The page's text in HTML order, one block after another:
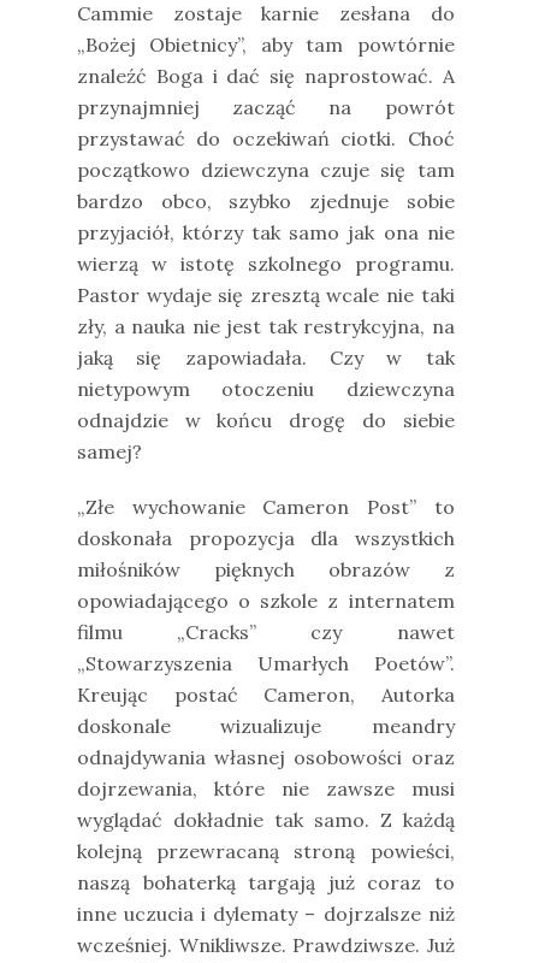
Cammie zostaje karnie zesłana do
„Bożej Obietnicy”, aby tam powtórnie
znaleźć Boga i dać się naprostować. A
przynajmniej zacząć na powrót
przystawać do oczekiwań ciotki. Choć
początkowo dziewczyna czuje się tam
bardzo obco, szybko zjednuje sobie
przyjaciół, którzy tak samo jak ona nie
wierzą w istotę szkolnego programu.
Pastor wydaje się zresztą wcale nie taki
zły, a nauka nie jest tak restrykcyjna, na
jaką się zapowiadała. Czy w tak
nietypowym otoczeniu dziewczyna
odnajdzie w końcu drogę do siebie
samej?
„Złe wychowanie Cameron Post” to
doskonała propozycja dla wszystkich
miłośników pięknych obrazów z
opowiadającego o szkole z internatem
filmu „Cracks” czy nawet
„Stowarzyszenia Umarłych Poetów”.
Kreując postać Cameron, Autorka
doskonale wizualizuje meandry
odnajdywania własnej osobowości oraz
dojrzewania, które nie zawsze musi
wyglądać dokładnie tak samo. Z każdą
kolejną przewracaną stroną powieści,
naszą bohaterką targają już coraz to
inne uczucia i dylematy – dojrzalsze niż
wcześniej. Wnikliwsze. Prawdziwsze. Już